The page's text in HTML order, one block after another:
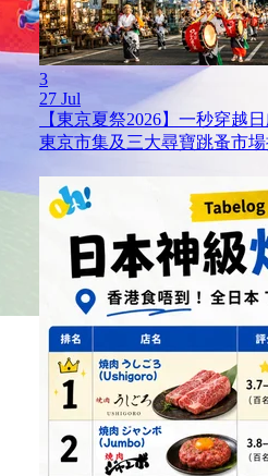
3
27 Jul
【東京夏祭2026】一秒穿越
東京市集及三大尋寶跳蚤市